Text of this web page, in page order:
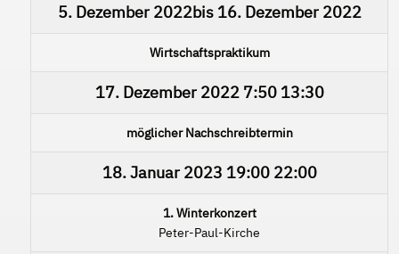
5. Dezember 2022bis 16. Dezember 2022
Wirtschaftspraktikum
17. Dezember 20227:50 13:30
möglicher Nachschreibtermin
18. Januar 2023 19:00 22:00
1. Winterkonzert
Peter-Paul-Kirche